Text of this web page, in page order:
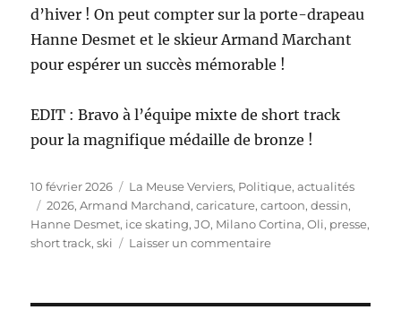
d’hiver ! On peut compter sur la porte-drapeau
Hanne Desmet et le skieur Armand Marchant
pour espérer un succès mémorable !
EDIT : Bravo à l’équipe mixte de short track
pour la magnifique médaille de bronze !
Publié
le
10 février 2026 Catégories
La Meuse Verviers, Politique, actualités
Étiquettes
2026,Armand Marchand,caricature,cartoon,dessin,
Hanne Desmet, ice skating,JO, Milano Cortina,Oli, presse,
short track,ski Laisser un commentairesur